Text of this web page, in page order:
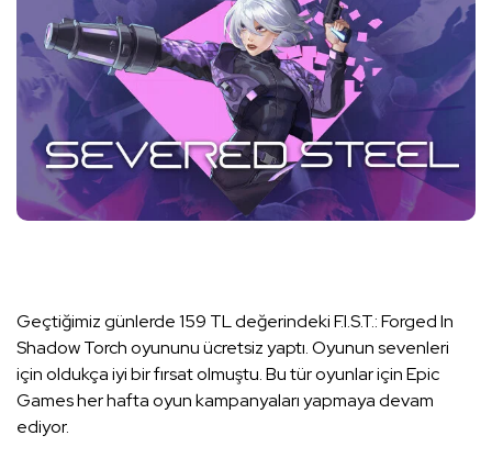
Geçtiğimiz günlerde 159 TL değerindeki F.I.S.T.: Forged In
Shadow Torch oyununu ücretsiz yaptı. Oyunun sevenleri
için oldukça iyi bir fırsat olmuştu. Bu tür oyunlar için Epic
Games her hafta oyun kampanyaları yapmaya devam
ediyor.